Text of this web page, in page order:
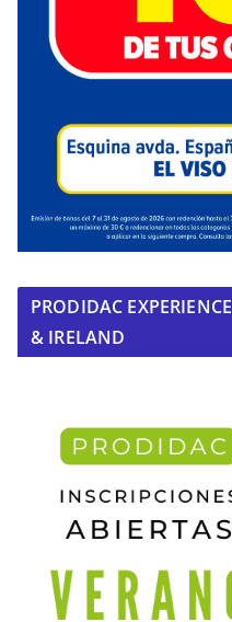
PRODIDAC
& IRELAND